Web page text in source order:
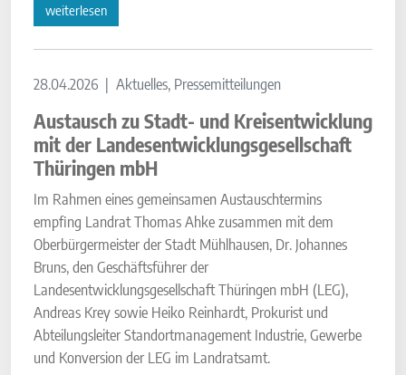
weiterlesen
28.04.2026 Aktuelles, Pressemitteilungen
Austausch zu Stadt- und Kreisentwicklung
mit der Landesentwicklungsgesellschaft
Thüringen mbH
Im Rahmen eines gemeinsamen Austauschtermins
empfing Landrat Thomas Ahke zusammen mit dem
Oberbürgermeister der Stadt Mühlhausen, Dr. Johannes
Bruns, den Geschäftsführer der
Landesentwicklungsgesellschaft Thüringen mbH (LEG),
Andreas Krey sowie Heiko Reinhardt, Prokurist und
Abteilungsleiter Standortmanagement Industrie, Gewerbe
und Konversion der LEG im Landratsamt.